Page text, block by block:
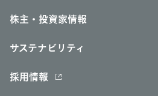
株主・投資家情報
サステナビリティ
採用情報